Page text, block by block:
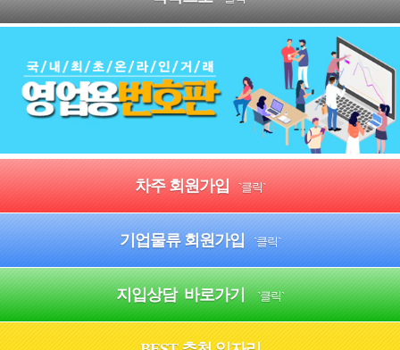
차주 회원가입 `클릭`
기업물류 회원가입 `클릭`
지입상담 바로가기 `클릭`